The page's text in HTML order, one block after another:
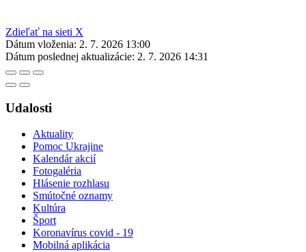
Zdieľať na sieti X
Dátum vloženia: 2. 7. 2026 13:00
Dátum poslednej aktualizácie: 2. 7. 2026 14:31
Udalosti
Aktuality
Pomoc Ukrajine
Kalendár akcií
Fotogaléria
Hlásenie rozhlasu
Smútočné oznamy
Kultúra
Šport
Koronavírus covid - 19
Mobilná aplikácia